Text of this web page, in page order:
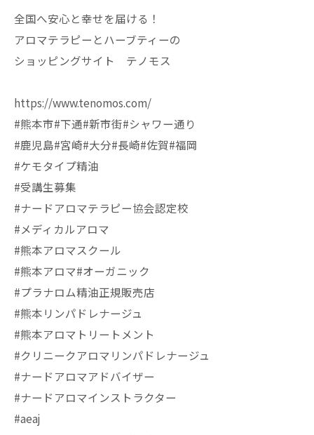
全国へ安心と幸せを届ける！
アロマテラピーとハーブティーの
ショッピングサイト テノモス
https://www.tenomos.com/
#熊本市#下通#新市街#シャワー通り
#鹿児島#宮崎#大分#長崎#佐賀#福岡
#ケモタイプ精油
#受講生募集
#ナードアロマテラピー協会認定校
#メディカルアロマ
#熊本アロマスクール
#熊本アロマ#オーガニック
#プラナロム精油正規販売店
#熊本リンパドレナージュ
#熊本アロマトリートメント
#クリニークアロマリンパドレナージュ
#ナードアロマアドバイザー
#ナードアロマインストラクター
#aeaj